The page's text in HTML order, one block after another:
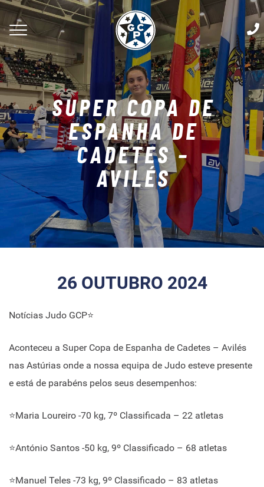
SUPER COPA DE
ESPANHA DE
CADETES –
AVILÉS
26 OUTUBRO 2024
Notícias Judo GCP⭐
Aconteceu a Super Copa de Espanha de Cadetes – Avilés
nas Astúrias onde a nossa equipa de Judo esteve presente
e está de parabéns pelos seus desempenhos:
⭐Maria Loureiro -70 kg, 7º Classificada – 22 atletas
⭐António Santos -50 kg, 9º Classificado – 68 atletas
⭐Manuel Teles -73 kg, 9º Classificado – 83 atletas